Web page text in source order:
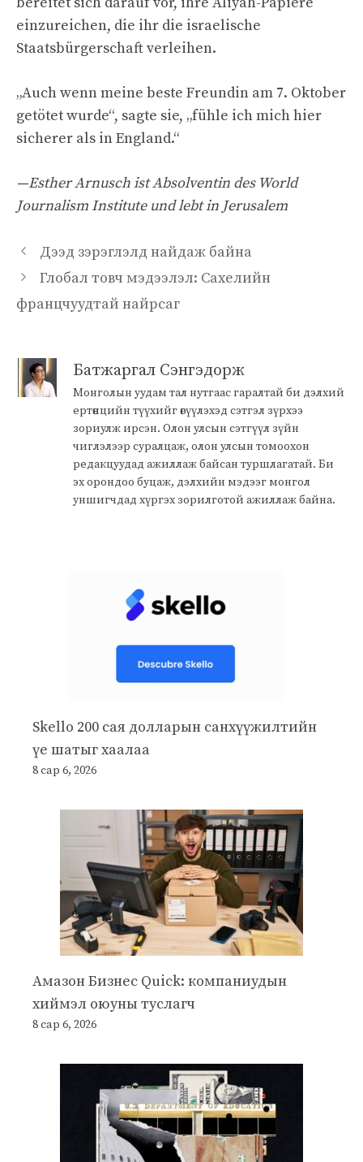
einzureichen, die ihr die israelische
Staatsbürgerschaft verleihen.
„Auch wenn meine beste Freundin am 7. Oktober
getötet wurde“, sagte sie, „fühle ich mich hier
sicherer als in England.“
—Esther Arnusch ist Absolventin des World
Journalism Institute und lebt in Jerusalem
Дээд зэрэглэлд найдаж байна
Глобал товч мэдээлэл: Сахелийн
францчуудтай найрсаг
Батжаргал Сэнгэдорж
Монголын уудам тал нутгаас гаралтай би дэлхий
ертөнцийн түүхийг өгүүлэхэд сэтгэл зүрхээ
зориулж ирсэн. Олон улсын сэтгүүл зүйн
чиглэлээр суралцаж, олон улсын томоохон
редакцуудад ажиллаж байсан туршлагатай. Би
эх орондоо буцаж, дэлхийн мэдээг монгол
уншигчдад хүргэх зорилготой ажиллаж байна.
Skello 200 сая долларын санхүүжилтийн
үе шатыг хаалаа
8 сар 6, 2026
Амазон Бизнес Quick: компаниудын
хиймэл оюуны туслагч
8 сар 6, 2026